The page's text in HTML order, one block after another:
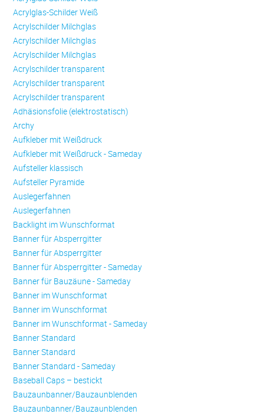
Acrylglas-Schilder Weiß
Acrylschilder Milchglas
Acrylschilder Milchglas
Acrylschilder Milchglas
Acrylschilder transparent
Acrylschilder transparent
Acrylschilder transparent
Adhäsionsfolie (elektrostatisch)
Archy
Aufkleber mit Weißdruck
Aufkleber mit Weißdruck - Sameday
Aufsteller klassisch
Aufsteller Pyramide
Auslegerfahnen
Auslegerfahnen
Backlight im Wunschformat
Banner für Absperrgitter
Banner für Absperrgitter
Banner für Absperrgitter - Sameday
Banner für Bauzäune - Sameday
Banner im Wunschformat
Banner im Wunschformat
Banner im Wunschformat - Sameday
Banner Standard
Banner Standard
Banner Standard - Sameday
Baseball Caps – bestickt
Bauzaunbanner/Bauzaunblenden
Bauzaunbanner/Bauzaunblenden